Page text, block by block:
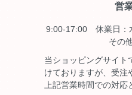
営
9:00-17:00 休業日：
その
当ショッピングサイト
けておりますが、受注
上記営業時間での対応